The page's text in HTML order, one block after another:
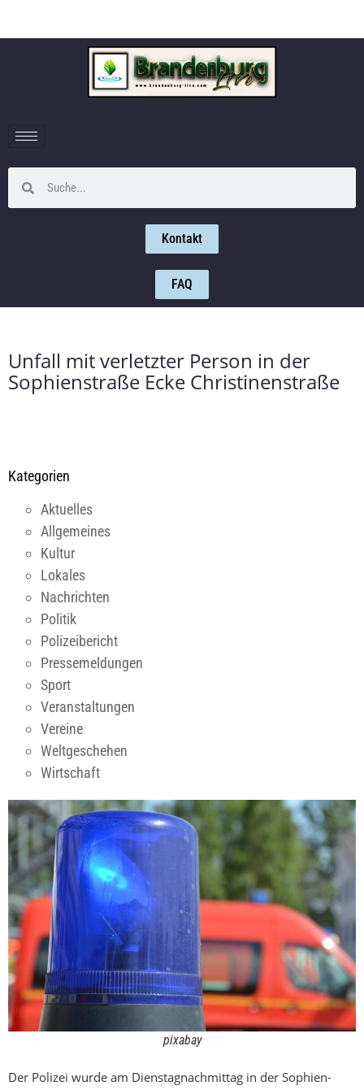
Kontakt
FAQ
Unfall mit verletzter Person in der
Sophienstraße Ecke Christinenstraße
Kategorien
Aktuelles
Allgemeines
Kultur
Lokales
Nachrichten
Politik
Polizeibericht
Pressemeldungen
Sport
Veranstaltungen
Vereine
Weltgeschehen
Wirtschaft
pixabay
Der Polizei wurde am Dienstagnachmittag in der Sophien-